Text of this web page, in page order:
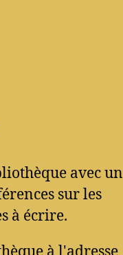
avec un
sur les
à écrire.